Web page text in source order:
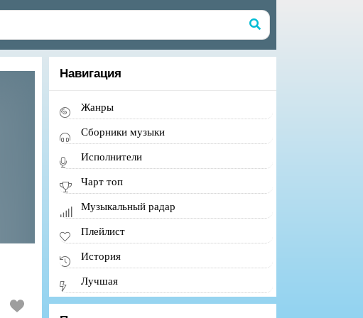
Навигация
Жанры
Сборники музыки
Исполнители
Чарт топ
Музыкальный радар
Плейлист
История
Лучшая